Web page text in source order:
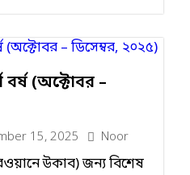
বর্ষ (অক্টোবর –
15, 2025 Noor
উকাব) জন্য বিশেষ